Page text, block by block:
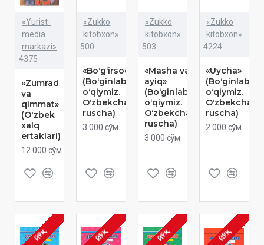
«Yurist-
media
markazi»
4375
«Zumrad
va
qimmat»
(O'zbek
xalq
ertaklari)
12 000 сўм
«Zukko
kitobxon»
500
«Boʻgʻirsoq»
(Boʻginlab
oʻqiymiz.
Oʻzbekcha-
ruscha)
3 000 сўм
«Zukko
kitobxon»
503
«Masha va
ayiq»
(Boʻginlab
oʻqiymiz.
Oʻzbekcha-
ruscha)
3 000 сўм
«Zukko
kitobxon»
4224
«Uycha»
(Boʻginlab
oʻqiymiz.
Oʻzbekcha-
ruscha)
2 000 сўм
ЙЎҚ ЙЎҚ ЙЎҚ ЙЎҚ